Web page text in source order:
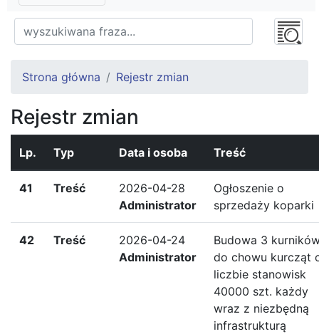
Strona główna Rejestr zmian
Rejestr zmian
Lp. Typ Data i osoba Treść
41 Treść
2026-04-28
Administrator
Ogłoszenie o
sprzedaży koparki
42 Treść
2026-04-24
Administrator
Budowa 3
do chowu kurcząt
liczbie stanowisk
40000 szt. każdy
wraz z niezbędną
infrastrukturą